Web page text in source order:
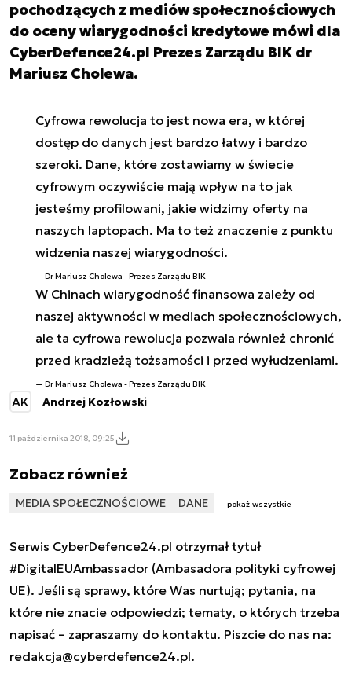
pochodzących z mediów społecznościowych
do oceny wiarygodności kredytowe mówi dla
CyberDefence24.pl Prezes Zarządu BIK dr
Mariusz Cholewa.
Cyfrowa rewolucja to jest nowa era, w której
dostęp do danych jest bardzo łatwy i bardzo
szeroki. Dane, które zostawiamy w świecie
cyfrowym oczywiście mają wpływ na to jak
jesteśmy profilowani, jakie widzimy oferty na
naszych laptopach. Ma to też znaczenie z punktu
widzenia naszej wiarygodności.
Dr Mariusz Cholewa - Prezes Zarządu BIK
W Chinach wiarygodność finansowa zależy od
naszej aktywności w mediach społecznościowych,
ale ta cyfrowa rewolucja pozwala również chronić
przed kradzieżą tożsamości i przed wyłudzeniami.
Dr Mariusz Cholewa - Prezes Zarządu BIK
AK Andrzej Kozłowski
11 października 2018, 09:25
Zobacz również
MEDIA SPOŁECZNOŚCIOWE DANE pokaż wszystkie
Serwis CyberDefence24.pl otrzymał tytuł
#DigitalEUAmbassador (Ambasadora polityki cyfrowej
UE). Jeśli są sprawy, które Was nurtują; pytania, na
które nie znacie odpowiedzi; tematy, o których trzeba
napisać – zapraszamy do kontaktu. Piszcie do nas na:
redakcja@cyberdefence24.pl.